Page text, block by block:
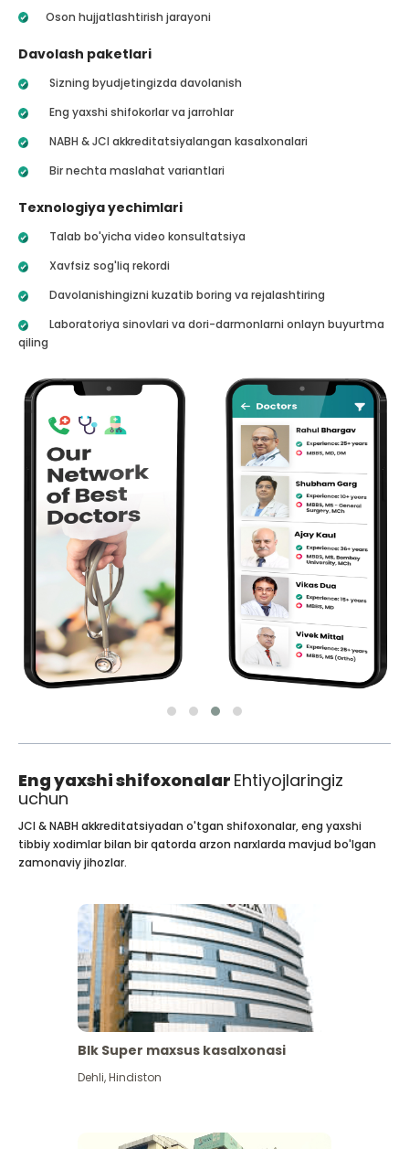
Oson hujjatlashtirish jarayoni
Davolash paketlari
Sizning byudjetingizda davolanish
Eng yaxshi shifokorlar va jarrohlar
NABH & JCI akkreditatsiyalangan kasalxonalari
Bir nechta maslahat variantlari
Texnologiya yechimlari
Talab bo'yicha video konsultatsiya
Xavfsiz sog'liq rekordi
Davolanishingizni kuzatib boring va rejalashtiring
Laboratoriya sinovlari va dori-darmonlarni onlayn buyurtma
qiling
Eng yaxshi shifoxonalar Ehtiyojlaringiz
uchun
JCI & NABH akkreditatsiyadan o'tgan shifoxonalar, eng yaxshi
tibbiy xodimlar bilan bir qatorda arzon narxlarda mavjud bo'lgan
zamonaviy jihozlar.
Blk Super maxsus kasalxonasi
Dehli,Hindiston